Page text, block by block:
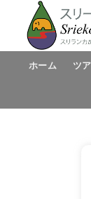
ホーム ツ